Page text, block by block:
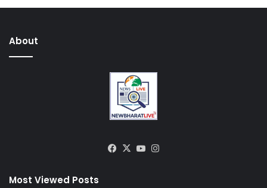
About
Facebook
X YouTube
Most Viewed Posts